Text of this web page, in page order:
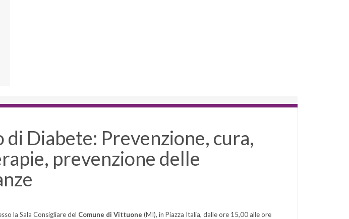
di Diabete: Prevenzione, cura,
prevenzione delle
la Sala Consigliare del Comune di Vittuone (MI), in Piazza Italia, dalle ore 15,00 alle ore